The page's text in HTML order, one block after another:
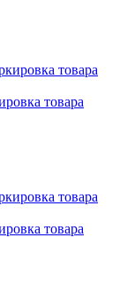
товара
товара